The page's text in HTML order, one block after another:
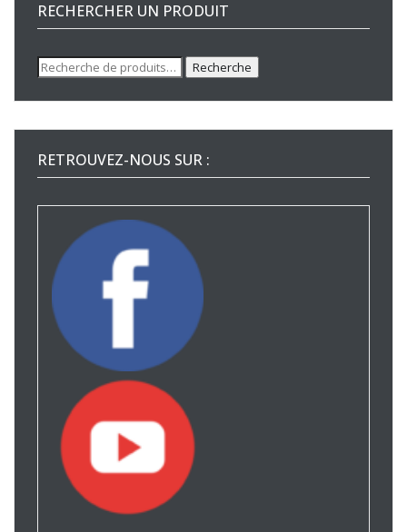
RECHERCHER UN PRODUIT
Recherche
pour :
Recherche
RETROUVEZ-NOUS SUR :